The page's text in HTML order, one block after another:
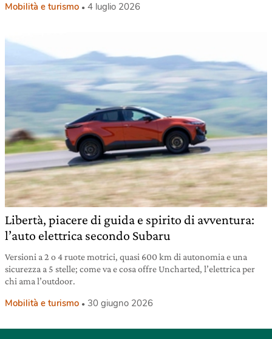
Mobilità e turismo 4 luglio 2026
Libertà, piacere di guida e spirito di avventura:
l’auto elettrica secondo Subaru
Versioni a 2 o 4 ruote motrici, quasi 600 km di autonomia e una
sicurezza a 5 stelle; come va e cosa offre Uncharted, l’elettrica per
chi ama l’outdoor.
Mobilità e turismo 30 giugno 2026